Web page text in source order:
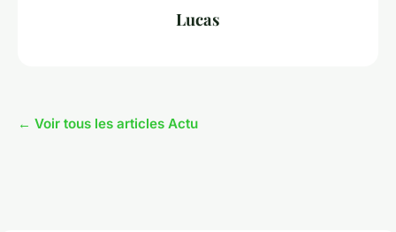
Lucas
← Voir tous les articles Actu